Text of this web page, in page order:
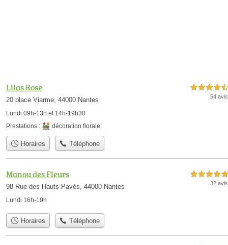
Lilas Rose
20 place Viarme, 44000 Nantes
Lundi 09h-13h et 14h-19h30
4,5 étoiles sur 5
54 avis
Prestations : décoration florale
Horaires Téléphone
Manou des Fleurs
98 Rue des Hauts Pavés, 44000 Nantes
Lundi 16h-19h
5,0 étoiles sur 5
32 avis
Horaires Téléphone